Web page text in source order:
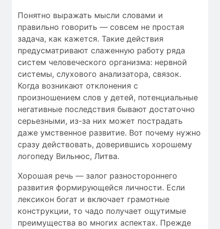
Понятно выражать мысли словами и
правильно говорить — совсем не простая
задача, как кажется. Такие действия
предусматривают слаженную работу ряда
систем человеческого организма: нервной
системы, слухового анализатора, связок.
Когда возникают отклонения c
произношением слов у детей, потенциальные
негативные последствия бывают достаточно
серьезными, из-за них может пострадать
даже умственное развитие. Вот почему нужно
сразу действовать, доверившись хорошему
логопеду Вильнюс, Литва.
Хорошая речь — залог разностороннего
развития формирующейся личности. Если
лексикон богат и включает грамотные
конструкции, то чадо получает ощутимые
преимущества во многих аспектах. Прежде